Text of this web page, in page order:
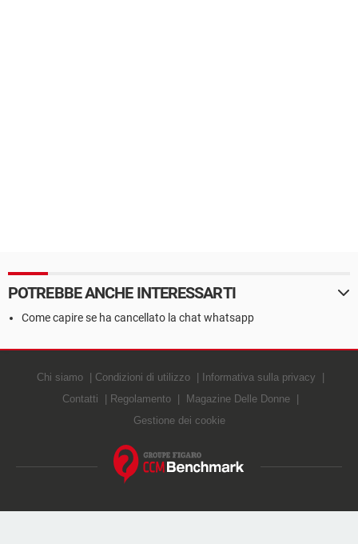
POTREBBE ANCHE INTERESSARTI
Come capire se ha cancellato la chat whatsapp
Chi siamo Condizioni di utilizzo
Informativa sulla privacy
Contatti
Regolamento
Magazine Delle Donne
Gestione dei cookie